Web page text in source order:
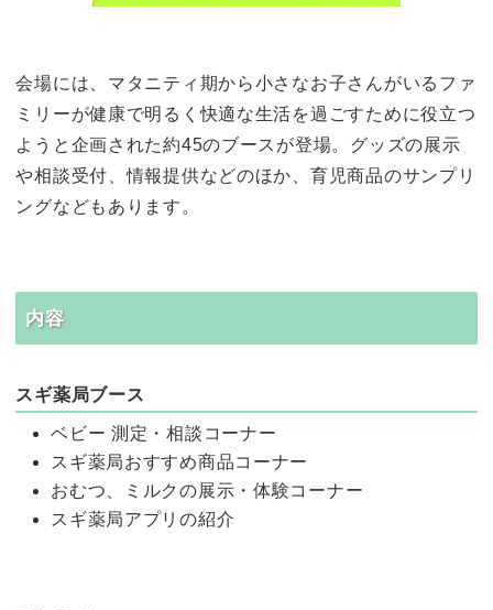
会場には、マタニティ期から小さなお子さんがいるファ
ミリーが健康で明るく快適な生活を過ごすために役立つ
ようと企画された約45のブースが登場。グッズの展示
や相談受付、情報提供などのほか、育児商品のサンプリ
ングなどもあります。
内容
スギ薬局ブース
ベビー 測定・相談コーナー
スギ薬局おすすめ商品コーナー
おむつ、ミルクの展示・体験コーナー
スギ薬局アプリの紹介